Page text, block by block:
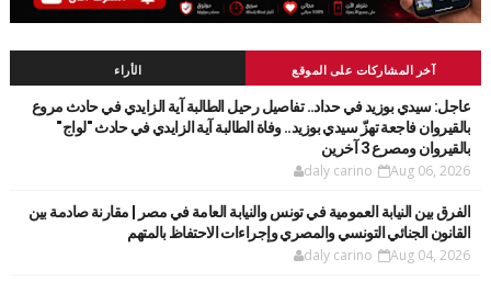
آخر المشاركات على الموقع الأراء
عاجل: سيدي بوزيد في حداد.. تفاصيل رحيل الطالبة آية الزايدي في حادث مروع
بالقيروان فاجعة تهزّ سيدي بوزيد.. وفاة الطالبة آية الزايدي في حادث "لواج"
بالقيروان ومصرع 3 آخرين
daly carino Aug 06, 2026
الفرق بين النيابة العمومية في تونس والنيابة العامة في مصر | مقارنة صادمة بين
القانون الجنائي التونسي والمصري وإجراءات الاحتفاظ بالمتهم
daly carino Aug 04, 2026